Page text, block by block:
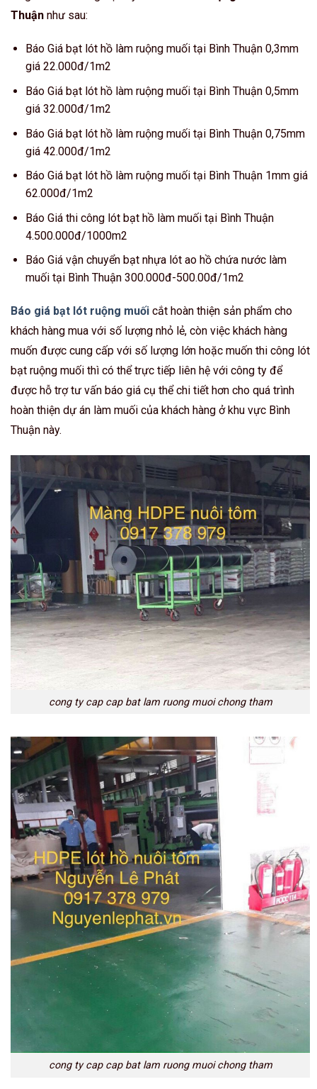
Thuận như sau:
Báo Giá bạt lót hồ làm ruộng muối tại Bình Thuận 0,3mm
giá 22.000đ/1m2
Báo Giá bạt lót hồ làm ruộng muối tại Bình Thuận 0,5mm
giá 32.000đ/1m2
Báo Giá bạt lót hồ làm ruộng muối tại Bình Thuận 0,75mm
giá 42.000đ/1m2
Báo Giá bạt lót hồ làm ruộng muối tại Bình Thuận 1mm giá
62.000đ/1m2
Báo Giá thi công lót bạt hồ làm muối tại Bình Thuận
4.500.000đ/1000m2
Báo Giá vận chuyển bạt nhựa lót ao hồ chứa nước làm
muối tại Bình Thuận 300.000đ-500.00đ/1m2
Báo giá bạt lót ruộng muối cắt hoàn thiện sản phẩm cho
khách hàng mua với số lượng nhỏ lẻ, còn việc khách hàng
muốn được cung cấp với số lượng lớn hoặc muốn thi công lót
bạt ruộng muối thì có thể trực tiếp liên hệ với công ty để
được hỗ trợ tư vấn báo giá cụ thể chi tiết hơn cho quá trình
hoàn thiện dự án làm muối của khách hàng ở khu vực Bình
Thuận này.
cong ty cap cap bat lam ruong muoi chong tham
cong ty cap cap bat lam ruong muoi chong tham